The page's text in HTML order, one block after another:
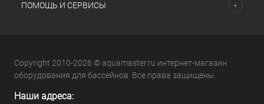
ПОМОЩЬ И СЕРВИСЫ
Copyright 2010-2026 © aquamaster.ru интернет-магазин
оборудования для бассейнов. Все права защищены.
Наши адреса: